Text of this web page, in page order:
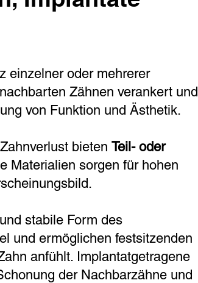
einzelner oder mehrerer
Zähnen verankert und
von Funktion und Ästhetik.
bieten Teil- oder
Materialien sorgen für hohen
stabile Form des
und ermöglichen festsitzenden
anfühlt. Implantatgetragene
der Nachbarzähne und